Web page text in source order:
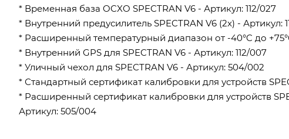
* Временная база OCXO SPECTRAN V6 - Артикул: 112/027
* Внутренний предусилитель SPECTRAN V6 (2x) - Артикул:
* Расширенный температурный диапазон от -40°C до
* Внутренний GPS для SPECTRAN V6 - Артикул: 112/007
* Уличный чехол для SPECTRAN V6 - Артикул: 504/002
* Стандартный сертификат калибровки для устройств
* Расширенный сертификат калибровки для устройств
Артикул: 505/004